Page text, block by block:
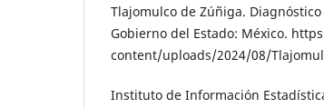
Tlajomulco de Zúñiga.
Gobierno del Estado: México.
content/uploads/2024/08/
Instituto de Información